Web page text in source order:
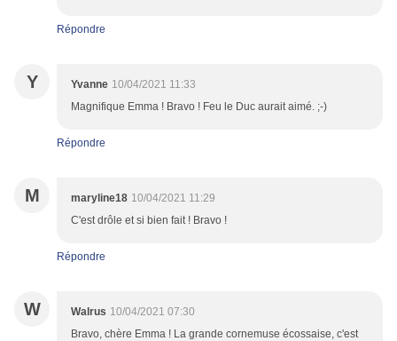
Répondre
Y Yvanne 10/04/2021 11:33
Magnifique Emma ! Bravo ! Feu le Duc aurait aimé. ;-)
Répondre
M maryline18 10/04/2021 11:29
C'est drôle et si bien fait ! Bravo !
Répondre
W Walrus 10/04/2021 07:30
Bravo, chère Emma ! La grande cornemuse écossaise, c'est